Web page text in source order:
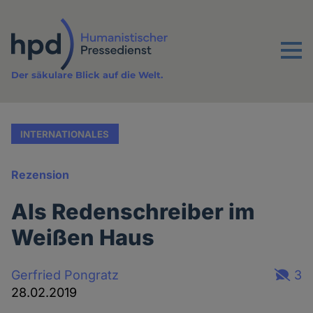
Inhalt
Menu
Der säkulare Blick auf die Welt.
INTERNATIONALES
Rezension
Als Redenschreiber im
Weißen Haus
Gerfried Pongratz
28.02.2019
3